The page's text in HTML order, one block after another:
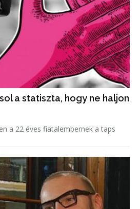
a statiszta, hogy ne haljon
a 22 éves fiatalembernek a taps